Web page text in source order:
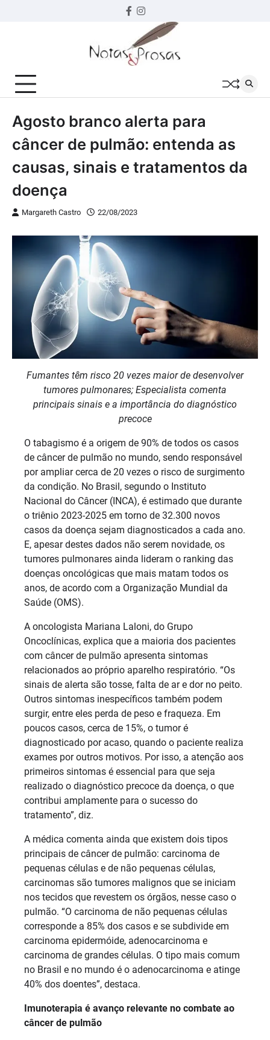
Facebook
instagram
Agosto branco alerta para
câncer de pulmão: entenda as
causas, sinais e tratamentos da
doença
Margareth Castro 22/08/2023
Fumantes têm risco 20 vezes maior de desenvolver
tumores pulmonares; Especialista comenta
principais sinais e a importância do diagnóstico
precoce
O tabagismo é a origem de 90% de todos os casos
de câncer de pulmão no mundo, sendo responsável
por ampliar cerca de 20 vezes o risco de surgimento
da condição. No Brasil, segundo o Instituto
Nacional do Câncer (INCA), é estimado que durante
o triênio 2023-2025 em torno de 32.300 novos
casos da doença sejam diagnosticados a cada ano.
E, apesar destes dados não serem novidade, os
tumores pulmonares ainda lideram o ranking das
doenças oncológicas que mais matam todos os
anos, de acordo com a Organização Mundial da
Saúde (OMS).
A oncologista Mariana Laloni, do Grupo
Oncoclínicas, explica que a maioria dos pacientes
com câncer de pulmão apresenta sintomas
relacionados ao próprio aparelho respiratório. “Os
sinais de alerta são tosse, falta de ar e dor no peito.
Outros sintomas inespecíficos também podem
surgir, entre eles perda de peso e fraqueza. Em
poucos casos, cerca de 15%, o tumor é
diagnosticado por acaso, quando o paciente realiza
exames por outros motivos. Por isso, a atenção aos
primeiros sintomas é essencial para que seja
realizado o diagnóstico precoce da doença, o que
contribui amplamente para o sucesso do
tratamento”, diz.
A médica comenta ainda que existem dois tipos
principais de câncer de pulmão: carcinoma de
pequenas células e de não pequenas células,
carcinomas são tumores malignos que se iniciam
nos tecidos que revestem os órgãos, nesse caso o
pulmão. “O carcinoma de não pequenas células
corresponde a 85% dos casos e se subdivide em
carcinoma epidermóide, adenocarcinoma e
carcinoma de grandes células. O tipo mais comum
no Brasil e no mundo é o adenocarcinoma e atinge
40% dos doentes”, destaca.
Imunoterapia é avanço relevante no combate ao
câncer de pulmão